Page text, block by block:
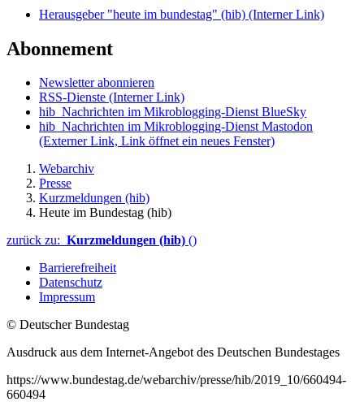
Herausgeber "heute im bundestag" (hib) (Interner Link)
Abonnement
Newsletter abonnieren
RSS-Dienste (Interner Link)
hib_Nachrichten im Mikroblogging-Dienst BlueSky
hib_Nachrichten im Mikroblogging-Dienst Mastodon
(Externer Link, Link öffnet ein neues Fenster)
Webarchiv
Presse
Kurzmeldungen (hib)
Heute im Bundestag (hib)
zurück zu: Kurzmeldungen (hib) ()
Barrierefreiheit
Datenschutz
Impressum
© Deutscher Bundestag
Ausdruck aus dem Internet-Angebot des Deutschen Bundestages
https://www.bundestag.de/webarchiv/presse/hib/2019_10/660494-
660494